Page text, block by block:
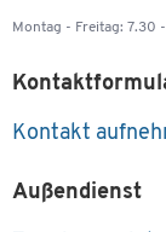
Montag - Freitag: 7.30
Kontakt
Außendienst